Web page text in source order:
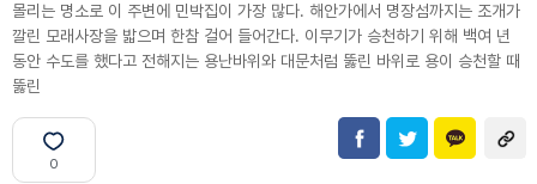
몰리는 명소로 이 주변에 민박집이 가장 많다. 해안가에서 명장섬까지는 조개가
깔린 모래사장을 밟으며 한참 걸어 들어간다. 이무기가 승천하기 위해 백여 년
동안 수도를 했다고 전해지는 용난바위와 대문처럼 뚫린 바위로 용이 승천할 때
뚫린
0